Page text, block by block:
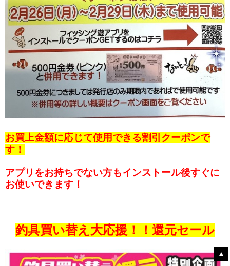
お買上金額に応じて使用できる割引クーポンで
す！
アプリをお持ちでない方もインストール後すぐに
お使いできます！
釣具買い替え大応援！！還元セール